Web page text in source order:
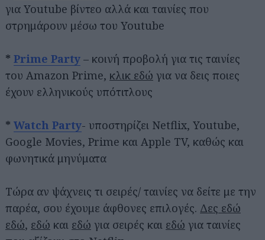
για Youtube βίντεο αλλά και ταινίες που
στρημάρουν μέσω του Youtube
* Prime Party – κοινή προβολή για τις ταινίες
του Amazon Prime, κλικ εδώ για να δεις ποιες
έχουν ελληνικούς υπότιτλους
* Watch Party- υποστηρίζει Netflix, Youtube,
Google Movies, Prime και Apple TV, καθώς και
φωνητικά μηνύματα
Τώρα αν ψάχνεις τι σειρές/ ταινίες να δείτε με την
παρέα, σου έχουμε άφθονες επιλογές. Δες εδώ
εδώ, εδώ και εδώ για σειρές και εδώ για ταινίες